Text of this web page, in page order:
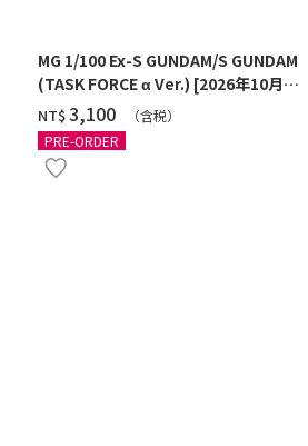
MG 1/100 Ex-S GUNDAM/S GUNDAM
(TASK FORCE α Ver.) [2026年10月發
送]
NT$‌3,100
（含税）
PRE-ORDER